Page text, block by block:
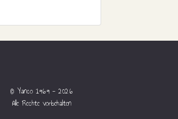
© Yanco 1969 - 2026
Alle Rechte vorbehalten